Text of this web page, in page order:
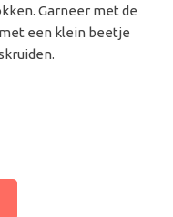
Garneer met de
een klein beetje